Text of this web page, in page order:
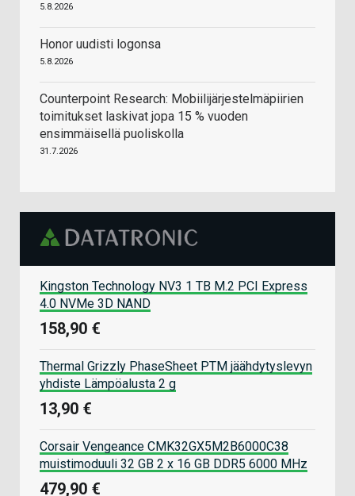
5.8.2026
Honor uudisti logonsa
5.8.2026
Counterpoint Research: Mobiilijärjestelmäpiirien
toimitukset laskivat jopa 15 % vuoden
ensimmäisellä puoliskolla
31.7.2026
Kingston Technology NV3 1 TB M.2 PCI Express
4.0 NVMe 3D NAND
158,90 €
Thermal Grizzly PhaseSheet PTM jäähdytyslevyn
yhdiste Lämpöalusta 2 g
13,90 €
Corsair Vengeance CMK32GX5M2B6000C38
muistimoduuli 32 GB 2 x 16 GB DDR5 6000 MHz
479,90 €